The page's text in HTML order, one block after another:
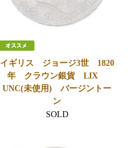
イギリス ジョージ3世 1820
年 クラウン銀貨 LIX
UNC(未使用) バージントー
ン
SOLD